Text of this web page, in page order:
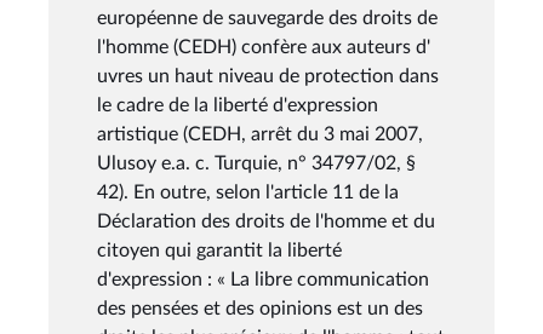
européenne de sauvegarde des droits de
l'homme (CEDH) confère aux auteurs d'
uvres un haut niveau de protection dans
le cadre de la liberté d'expression
artistique (CEDH, arrêt du 3 mai 2007,
Ulusoy e.a. c. Turquie, n° 34797/02, §
42). En outre, selon l'article 11 de la
Déclaration des droits de l'homme et du
citoyen qui garantit la liberté
d'expression : « La libre communication
des pensées et des opinions est un des